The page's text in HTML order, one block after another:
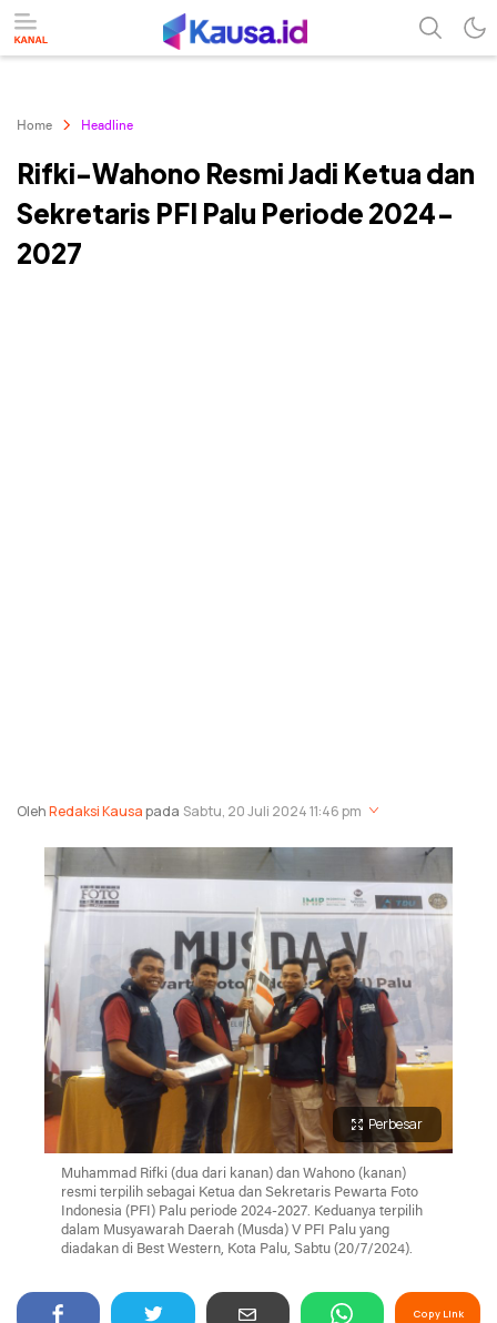
Home Headline
Rifki-Wahono Resmi Jadi Ketua dan
Sekretaris PFI Palu Periode 2024-
2027
OlehRedaksi Kausapada Sabtu, 20 Juli 2024 11:46 pm
Perbesar
Muhammad Rifki (dua dari kanan) dan Wahono (kanan)
resmi terpilih sebagai Ketua dan Sekretaris Pewarta Foto
Indonesia (PFI) Palu periode 2024-2027. Keduanya terpilih
dalam Musyawarah Daerah (Musda) V PFI Palu yang
diadakan di Best Western, Kota Palu, Sabtu (20/7/2024).
Copy Link